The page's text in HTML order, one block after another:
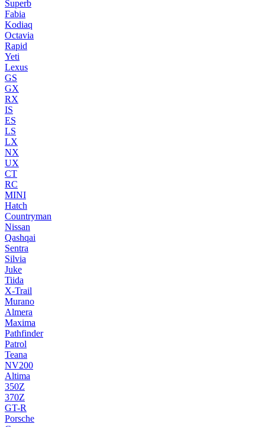
Superb
Fabia
Kodiaq
Octavia
Rapid
Yeti
Lexus
GS
GX
RX
IS
ES
LS
LX
NX
UX
CT
RC
MINI
Hatch
Countryman
Nissan
Qashqai
Sentra
Silvia
Juke
Tiida
X-Trail
Murano
Almera
Maxima
Pathfinder
Patrol
Teana
NV200
Altima
350Z
370Z
GT-R
Porsche